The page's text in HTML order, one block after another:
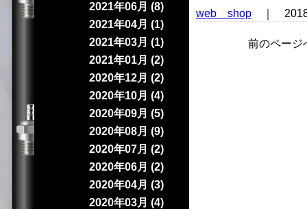
web shop ｜ 2018
前のペー
2021年06月 (8)
2021年04月 (1)
2021年03月 (1)
2021年01月 (2)
2020年12月 (2)
2020年10月 (4)
2020年09月 (5)
2020年08月 (9)
2020年07月 (2)
2020年06月 (2)
2020年04月 (3)
2020年03月 (4)